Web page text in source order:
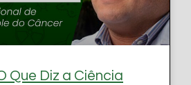
Que Diz a Ciência